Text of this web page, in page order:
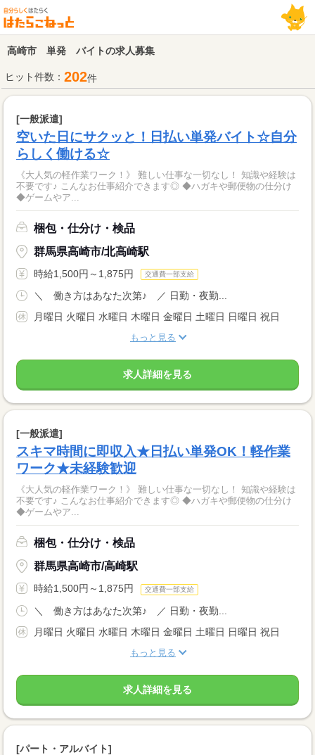
高崎市 単発 バイトの求人募集
ヒット件数： 202件
[一般派遣]
空いた日にサクッと！日払い単発バイト☆自分
らしく働ける☆
《大人気の軽作業ワーク！》 難しい仕事な一切なし！ 知識や経験は
不要です♪ こんなお仕事紹介できます◎ ◆ハガキや郵便物の仕分け
◆ゲームやア...
梱包・仕分け・検品
群馬県高崎市/北高崎駅
時給1,500円～1,875円 交通費一部支給
＼ 働き方はあなた次第♪ ／ 日勤・夜勤...
月曜日 火曜日 水曜日 木曜日 金曜日 土曜日 日曜日 祝日
もっと見る
求人詳細を見る
[一般派遣]
スキマ時間に即収入★日払い単発OK！軽作業
ワーク★未経験歓迎
《大人気の軽作業ワーク！》 難しい仕事な一切なし！ 知識や経験は
不要です♪ こんなお仕事紹介できます◎ ◆ハガキや郵便物の仕分け
◆ゲームやア...
梱包・仕分け・検品
群馬県高崎市/高崎駅
時給1,500円～1,875円 交通費一部支給
＼ 働き方はあなた次第♪ ／ 日勤・夜勤...
月曜日 火曜日 水曜日 木曜日 金曜日 土曜日 日曜日 祝日
もっと見る
求人詳細を見る
[パート・アルバイト]